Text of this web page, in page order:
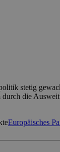
stetig
die
Europäisches